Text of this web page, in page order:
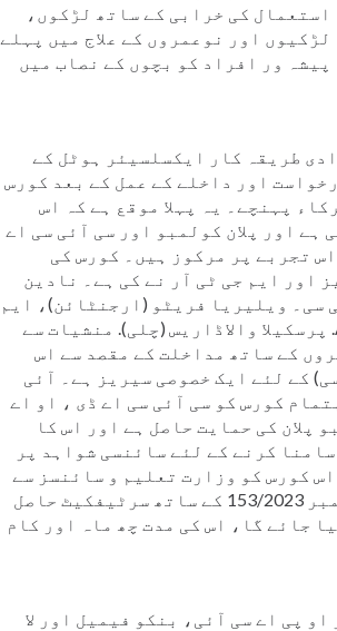
استعمال کی خرابی کے ساتھ لڑکوں،
لڑکیوں اور نوعمروں کے علاج میں پہلے
پیشہ ور افراد کو بچوں کے نصاب میں
طریقہ کار ایکسلسیئر ہوٹل کے
اور داخلے کے عمل کے بعد کورس
پہنچے۔ یہ پہلا موقع ہے کہ اس
اور پلان کولمبو اور سی آئی سی اے
تجربے پر مرکوز ہیں۔ کورس کی
اور ایم جی ٹی آر نے کی ہے۔ نادین
سی۔ ویلیریا فریٹو (ارجنٹائن)، ایم
جی ٹی آر. ازوسینا Avalos Perú (Peru) and Lic. پرسکیلا والاڈاریس (چلی). منشیات سے
کے ساتھ مداخلت کے مقصد سے اس
کے لئے ایک خصوصی سیریز ہے۔ آئی
کورس کو سی آئی سی اے ڈی ، او اے
پلان کی حمایت حاصل ہے اور اس کا
کرنے کے لئے سائنسی شواہد پر
کورس کو وزارت تعلیم و سائنسز سے
ڈی جی یو آئی ایس آئی ٹی ایس ریزولوشن نمبر 153/2023 کے ساتھ سرٹیفکیٹ حاصل
جائے گا، اس کی مدت چھ ماہ اور کام
پی اے سی آئی، بنکو فیمیل اور لا